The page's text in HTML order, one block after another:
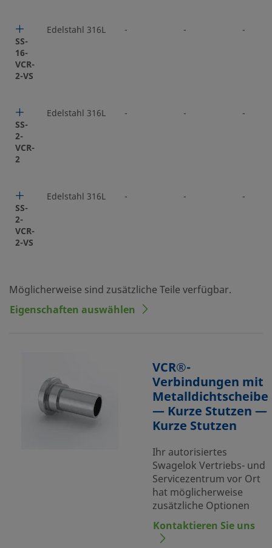
SS-
16-
VCR-
2-VS
Edelstahl 316L - - -
SS-
2-
VCR-
2
Edelstahl 316L - - -
SS-
2-
VCR-
2-VS
Edelstahl 316L - - -
Möglicherweise sind zusätzliche Teile verfügbar.
Eigenschaften auswählen
VCR®-
Verbindungen mit
Metalldichtscheibe
— Kurze Stutzen —
Kurze Stutzen
Ihr autorisiertes
Swagelok Vertriebs- und
Servicezentrum vor Ort
hat möglicherweise
zusätzliche Optionen
Kontaktieren Sie uns